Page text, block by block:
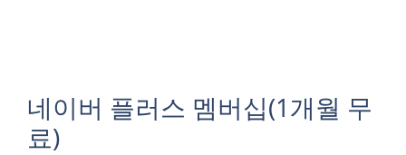
네이버 플러스 멤버십(1개월 무
료)